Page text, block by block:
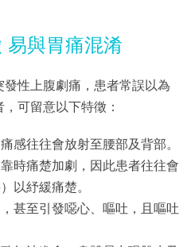
易與胃痛混淆
性上腹劇痛，患者常誤以為
可留意以下特徵：
痛感往往會放射至腰部及背部。
時痛楚加劇，因此患者往往會
以紓緩痛楚。
甚至引發噁心、嘔吐，且嘔吐